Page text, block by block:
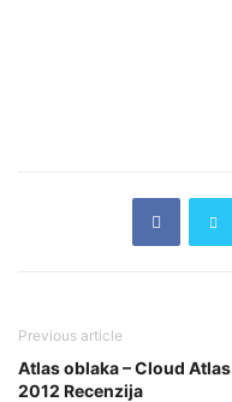
Previous article
Atlas oblaka – Cloud Atlas
2012 Recenzija